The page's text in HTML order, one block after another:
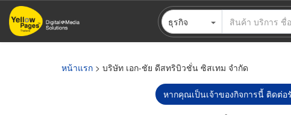
ข้าม
ไป
ธุรกิจ
หน้าแรก > บริษัท เอก-ชัย ดีสทริบิวชั่น ซิสเทม จำกัด
หากคุณเป็นเจ้าของกิจการนี้ ติดต่อ